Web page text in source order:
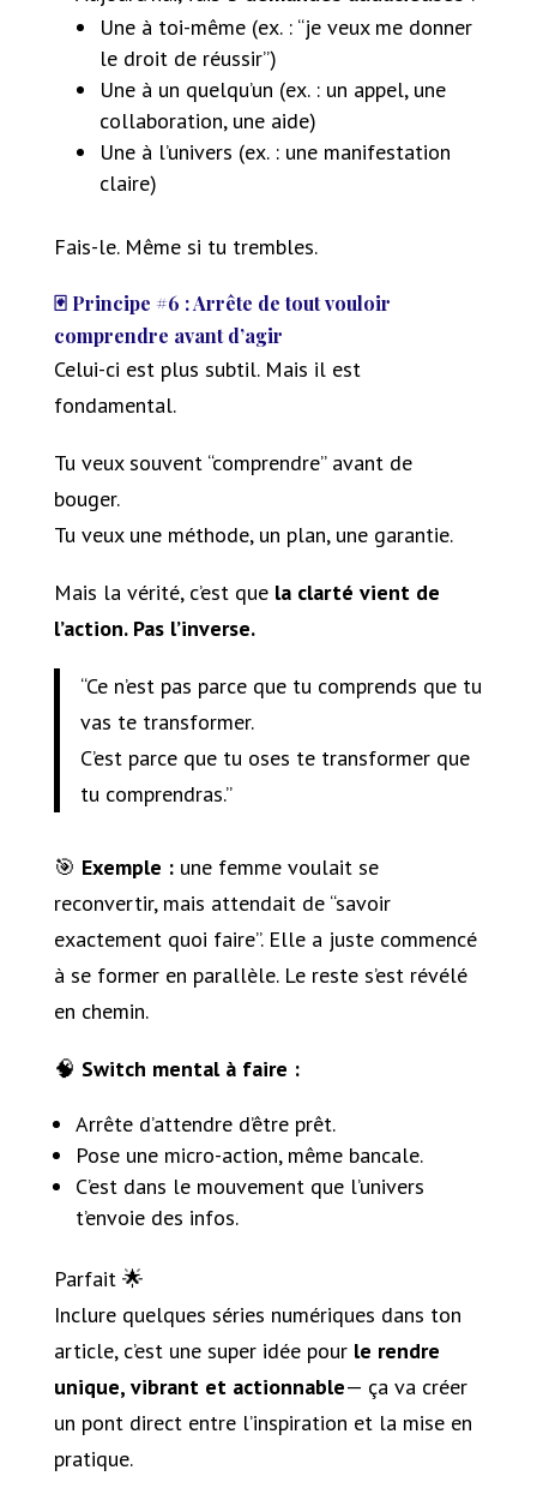
Une à toi-même (ex. : “je veux me donner
le droit de réussir”)
Une à un quelqu’un (ex. : un appel, une
collaboration, une aide)
Une à l’univers (ex. : une manifestation
claire)
Fais-le. Même si tu trembles.
🃏 Principe #6 : Arrête de tout vouloir
comprendre avant d’agir
Celui-ci est plus subtil. Mais il est
fondamental.
Tu veux souvent “comprendre” avant de
bouger.
Tu veux une méthode, un plan, une garantie.
Mais la vérité, c’est que la clarté vient de
l’action. Pas l’inverse.
“Ce n’est pas parce que tu comprends que tu
vas te transformer.
C’est parce que tu oses te transformer que
tu comprendras.”
🎯 Exemple :une femme voulait se
reconvertir, mais attendait de “savoir
exactement quoi faire”. Elle a juste commencé
à se former en parallèle. Le reste s’est révélé
en chemin.
🧠 Switch mental à faire :
Arrête d’attendre d’être prêt.
Pose une micro-action, même bancale.
C’est dans le mouvement que l’univers
t’envoie des infos.
Parfait 🌟
Inclure quelques séries numériques dans ton
article, c’est une super idée pour le rendre
unique, vibrant et actionnable— ça va créer
un pont direct entre l’inspiration et la mise en
pratique.